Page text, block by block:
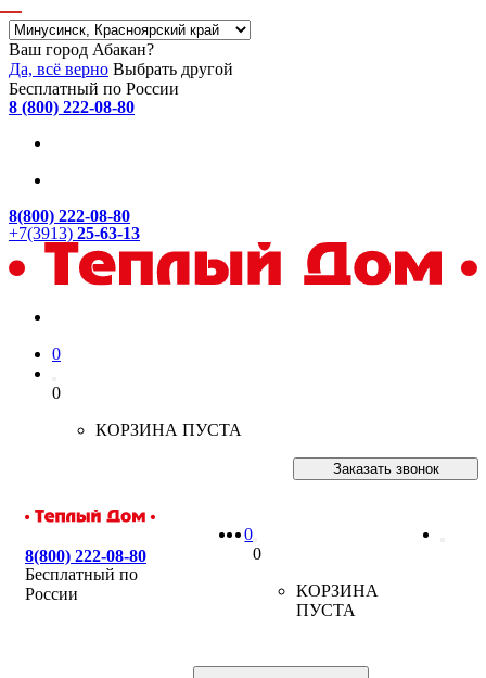
Ваш город Абакан?
Да, всё верно Выбрать другой
Бесплатный по России
8 (800) 222-08-80
8(800) 222-08-80
+7(3913) 25-63-13
0
0
КОРЗИНА ПУСТА
Заказать звонок
8(800) 222-08-80
Бесплатный по
России
0
0
КОРЗИНА
ПУСТА